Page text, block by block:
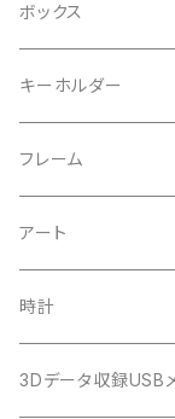
ボックス
キーホルダー
フレーム
アート
時計
3Dデータ収録USB